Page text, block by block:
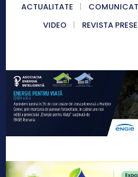
ACTUALITATE
VIDEO
REVISTA